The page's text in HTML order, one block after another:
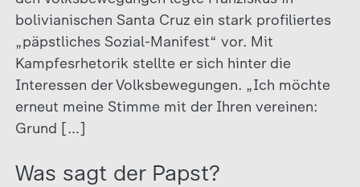
bolivianischen Santa Cruz ein stark profiliertes
„päpstliches Sozial-Manifest“ vor. Mit
Kampfesrhetorik stellte er sich hinter die
Interessen der Volksbewegungen. „Ich möchte
erneut meine Stimme mit der Ihren vereinen:
Grund […]
Was sagt der Papst?